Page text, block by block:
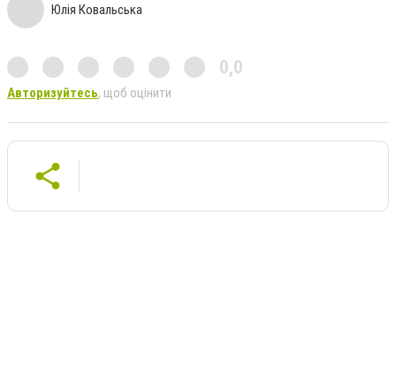
Юлія Ковальська
0,0
Авторизуйтесь, щоб оцінити